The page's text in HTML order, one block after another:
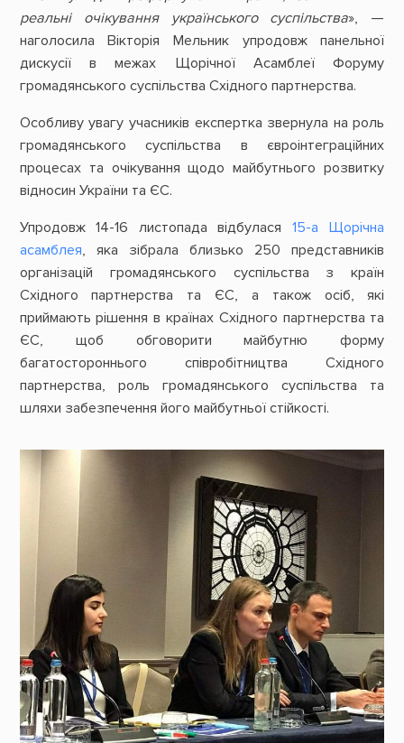
реальні очікування українського суспільства», —
наголосила Вікторія Мельник упродовж панельної
дискусії в межах Щорічної Асамблеї Форуму
громадянського суспільства Східного партнерства.
Особливу увагу учасників експертка звернула на роль
громадянського суспільства в євроінтеграційних
процесах та очікування щодо майбутнього розвитку
відносин України та ЄС.
Упродовж 14-16 листопада відбулася 15-а Щорічна
асамблея, яка зібрала близько 250 представників
організацій громадянського суспільства з країн
Східного партнерства та ЄС, а також осіб, які
приймають рішення в країнах Східного партнерства та
ЄС, щоб обговорити майбутню форму
багатостороннього співробітництва Східного
партнерства, роль громадянського суспільства та
шляхи забезпечення його майбутньої стійкості.